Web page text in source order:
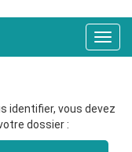
identifier, vous devez
dossier :